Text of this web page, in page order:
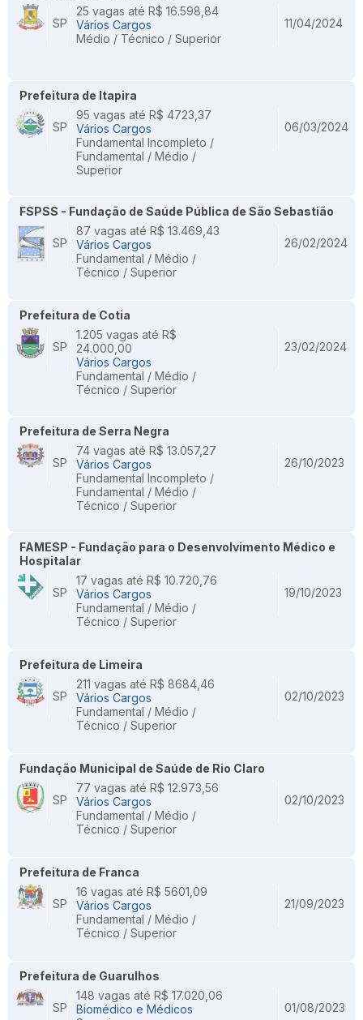
SP
25 vagas até R$ 16.598,84
Vários Cargos
Médio / Técnico / Superior
11/04/2024
Prefeitura de Itapira
SP
95 vagas até R$ 4723,37
Vários Cargos
Fundamental Incompleto /
Fundamental / Médio /
Superior
06/03/2024
FSPSS - Fundação de Saúde Pública de São Sebastião
SP
87 vagas até R$ 13.469,43
Vários Cargos
Fundamental / Médio /
Técnico / Superior
26/02/2024
Prefeitura de Cotia
SP
1.205 vagas até R$
24.000,00
Vários Cargos
Fundamental / Médio /
Técnico / Superior
23/02/2024
Prefeitura de Serra Negra
SP
74 vagas até R$ 13.057,27
Vários Cargos
Fundamental Incompleto /
Fundamental / Médio /
Técnico / Superior
26/10/2023
FAMESP - Fundação para o Desenvolvimento Médico e
Hospitalar
SP
17 vagas até R$ 10.720,76
Vários Cargos
Fundamental / Médio /
Técnico / Superior
19/10/2023
Prefeitura de Limeira
SP
211 vagas até R$ 8684,46
Vários Cargos
Fundamental / Médio /
Técnico / Superior
02/10/2023
Fundação Municipal de Saúde de Rio Claro
SP
77 vagas até R$ 12.973,56
Vários Cargos
Fundamental / Médio /
Técnico / Superior
02/10/2023
Prefeitura de Franca
SP
16 vagas até R$ 5601,09
Vários Cargos
Fundamental / Médio /
Técnico / Superior
21/09/2023
Prefeitura de Guarulhos
SP
148 vagas até R$ 17.020,06
Biomédico e Médicos
01/08/2023